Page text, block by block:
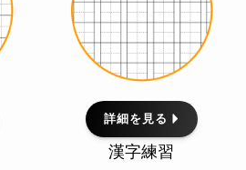
詳細を見る
漢字練習